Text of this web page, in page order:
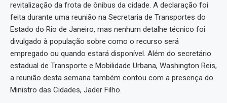
revitalização da frota de ônibus da cidade. A declaração foi
feita durante uma reunião na Secretaria de Transportes do
Estado do Rio de Janeiro, mas nenhum detalhe técnico foi
divulgado à população sobre como o recurso será
empregado ou quando estará disponível. Além do secretário
estadual de Transporte e Mobilidade Urbana, Washington Reis,
a reunião desta semana também contou com a presença do
Ministro das Cidades, Jader Filho.